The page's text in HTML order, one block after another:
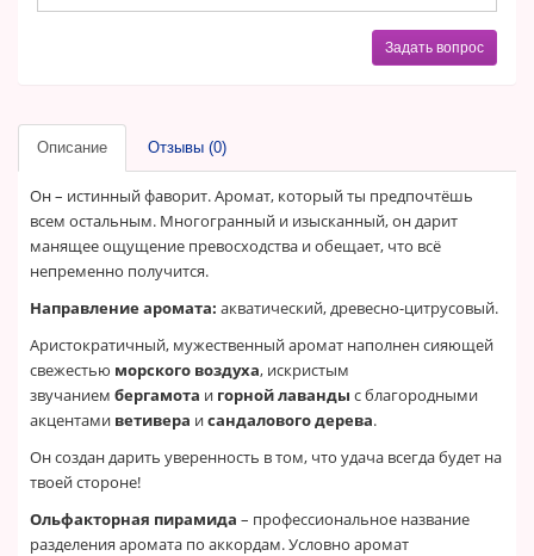
Задать вопрос
Описание Отзывы (0)
Он – истинный фаворит. Аромат, который ты предпочтёшь
всем остальным. Многогранный и изысканный, он дарит
манящее ощущение превосходства и обещает, что всё
непременно получится.
Направление аромата: акватический, древесно-цитрусовый.
Аристократичный, мужественный аромат наполнен сияющей
свежестью морского воздуха, искристым
звучанием бергамота и горной лаванды с благородными
акцентами ветивера исандалового дерева.
Он создан дарить уверенность в том, что удача всегда будет на
твоей стороне!
Ольфакторная пирамида – профессиональное название
разделения аромата по аккордам. Условно аромат